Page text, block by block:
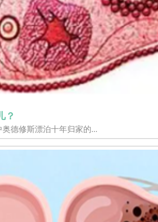
？
德修斯漂泊十年归家的...